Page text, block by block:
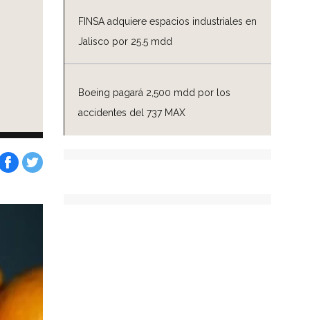
FINSA adquiere espacios industriales en
Jalisco por 25.5 mdd
Boeing pagará 2,500 mdd por los
accidentes del 737 MAX